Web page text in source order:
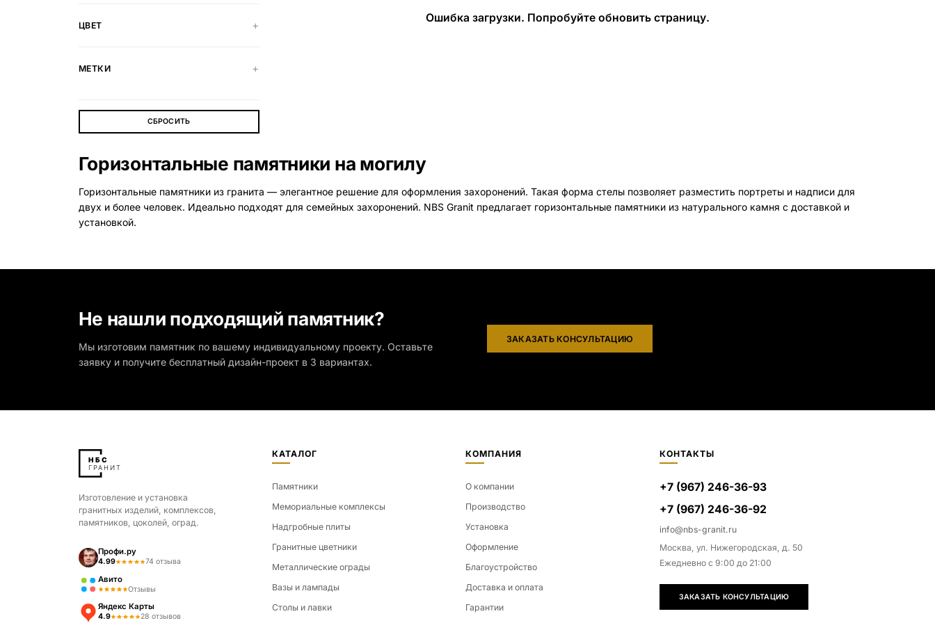
БЕСПЛАТНАЯ КОНСУЛЬТАЦИЯ
ЦВЕТ
МЕТКИ
СБРОСИТЬ
Ошибка загрузки. Попробуйте обновить страницу.
Горизонтальные памятники на могилу
Горизонтальные памятники из гранита — элегантное решение для оформления захоронений. Такая форма стелы позволяет разместить портреты и надписи для
двух и более человек. Идеально подходят для семейных захоронений. NBS Granit предлагает горизонтальные памятники из натурального камня с доставкой и
установкой.
Не нашли подходящий памятник?
Мы изготовим памятник по вашему индивидуальному проекту. Оставьте
заявку и получите бесплатный дизайн-проект в 3 вариантах.
ЗАКАЗАТЬ КОНСУЛЬТАЦИЮ
Изготовление и установка
гранитных изделий, комплексов,
памятников, цоколей, оград.
Профи.ру
4.99 74 отзыва
Авито
Отзывы
Яндекс Карты
4.9 28 отзывов
КАТАЛОГ
Памятники
Мемориальные комплексы
Надгробные плиты
Гранитные цветники
Металлические ограды
Вазы и лампады
Столы и лавки
КОМПАНИЯ
О компании
Производство
Установка
Оформление
Благоустройство
Доставка и оплата
Гарантии
КОНТАКТЫ
+7 (967) 246-36-93
+7 (967) 246-36-92
info@nbs-granit.ru
Москва, ул. Нижегородская, д. 50
Ежедневно с 9:00 до 21:00
ЗАКАЗАТЬ КОНСУЛЬТАЦИЮ